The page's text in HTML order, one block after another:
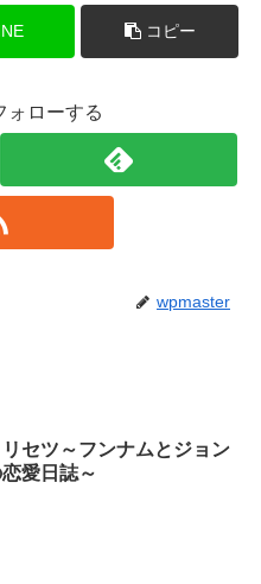
コピー
ォローする
wpmaster
セツ～フンナムとジョン
愛日誌～